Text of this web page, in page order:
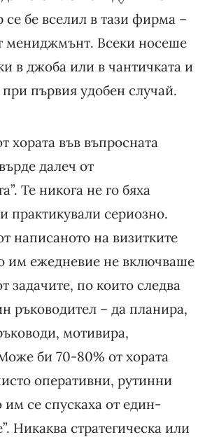
се бе вселил в тази фирма –
мениджмънт. Всеки носеше
в джоба или в чантичката и
първия удобен случай.
хората във въпросната
далеч от
Те никога не го бяха
практикували сериозно.
написаното на визитките
им ежедневие не включваше
задачите, по които следва
ръководител – да планира,
мотивира,
би 70-80% от хората
оперативни, рутинни
им се спускаха от един-
Никаква стратегическа или